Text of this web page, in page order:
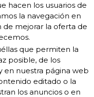
hacen los usuarios de
la navegación en
de mejorar la oferta de
que permiten la
posible, de los
en nuestra página web
editado o la
los anuncios o en